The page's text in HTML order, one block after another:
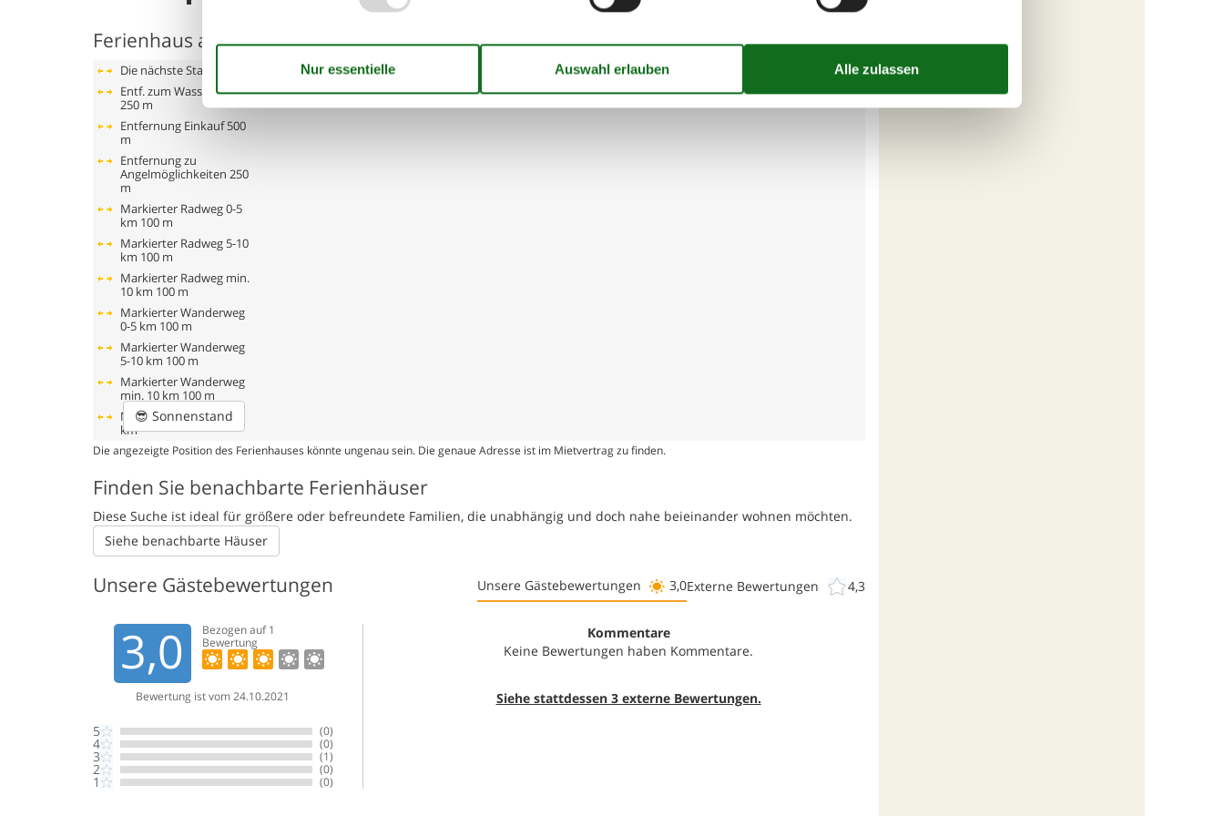
Ferienhaus auf der Karte und Entfernungen
Die nächste Stadt
Entf. zum Wasser/Baden
250 m
Entfernung Einkauf 500
m
Entfernung zu
Angelmöglichkeiten 250
m
Markierter Radweg 0-5
km 100 m
Markierter Radweg 5-10
km 100 m
Markierter Radweg min.
10 km 100 m
Markierter Wanderweg
0-5 km 100 m
Markierter Wanderweg
5-10 km 100 m
Markierter Wanderweg
min. 10 km 100 m
Nächstes Restaurant
km
😎 Sonnenstand
Die angezeigte Position des Ferienhauses könnte ungenau sein. Die genaue Adresse ist im Mietvertrag zu finden.
Finden Sie benachbarte Ferienhäuser
Diese Suche ist ideal für größere oder befreundete Familien, die unabhängig und doch nahe beieinander wohnen möchten.
Siehe benachbarte Häuser
Unsere Gästebewertungen Unsere Gästebewertungen 3,0Externe Bewertungen 4,3
3,0 Bezogen auf1
Bewertung
Bewertung ist vom 24.10.2021
5 (0)
4 (0)
3 (1)
2 (0)
1 (0)
Kommentare
Keine Bewertungen haben Kommentare.
Siehe stattdessen 3 externe Bewertungen.